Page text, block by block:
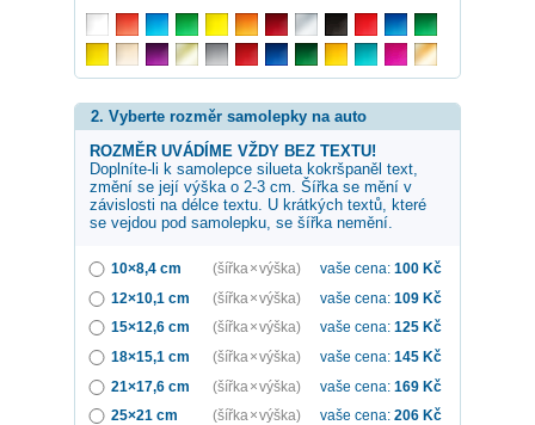
2. Vyberte rozměr samolepky na auto
ROZMĚR UVÁDÍME VŽDY BEZ TEXTU!
Doplníte-li k samolepce silueta kokršpaněl text,
změní se její výška o 2-3 cm. Šířka se mění v
závislosti na délce textu. U krátkých textů, které
se vejdou pod samolepku, se šířka nemění.
10×8,4 cm (šířka × výška) vaše cena: 100 Kč
12×10,1 cm
(šířka × výška) vaše cena: 109 Kč
15×12,6 cm
(šířka × výška) vaše cena: 125 Kč
18×15,1 cm
(šířka × výška) vaše cena: 145 Kč
21×17,6 cm
(šířka × výška) vaše cena: 169 Kč
25×21 cm
(šířka × výška) vaše cena: 206 Kč